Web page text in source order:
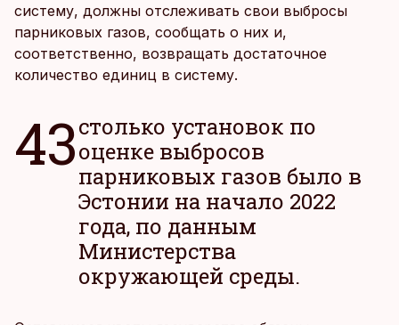
систему, должны отслеживать свои выбросы
парниковых газов, сообщать о них и,
соответственно, возвращать достаточное
количество единиц в систему.
43столько установок по
оценке выбросов
парниковых газов было в
Эстонии на начало 2022
года, по данным
Министерства
окружающей среды.